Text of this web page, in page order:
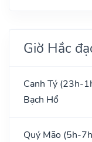
Giờ Hắc
Canh Tý (23h-
Bạch Hổ
Quý Mão (5h-